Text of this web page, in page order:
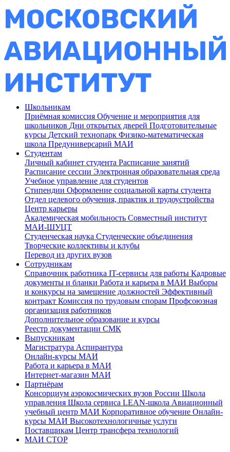
Школьникам
Приёмная комиссия Обучение и мероприятия для
школьников Дни открытых дверей Подготовительные
курсы Детский технопарк Физико-математическая
школа Предуниверсарий МАИ
Студентам
Личный кабинет студента Расписание занятий
Расписание сессии Электронная образовательная среда
Учебное управление для студентов
Стипендии Оформление социальной карты студента
Отдел целевого обучения, практик и трудоустройства
Центр карьеры
Академическая мобильность Совместный институт
МАИ-ШУЦТ
Студенческая наука Студенческие объединения
Творческие коллективы и клубы
Перевод из других вузов
Сотрудникам
Cправочник работника IT-сервисы для работы Кадровые
документы и бланки Работа и карьера в МАИ Выборы
и конкурсы на замещение должностей Эффективный
контракт Комиссия по трудовым спорам Профсоюзная
организация работников
Дополнительное образование и курсы
Реестр документации СМК
Выпускникам
Магистратура Аспирантура
Онлайн-курсы МАИ
Работа и карьера в МАИ
Интернет-магазин МАИ
Партнёрам
Консорциум аэрокосмических вузов России Школа
управления Школа сервиса LEAN-школа Авиационный
учебный центр МАИ Корпоративное обучение Онлайн-
курсы МАИ Высокотехнологичные услуги
Поставщикам Центр трансфера технологий
МАИ СТОР